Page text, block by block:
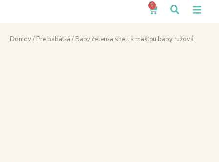
0
Domov/ Pre bábätká / Baby čelenka shell s mašľou baby ružová